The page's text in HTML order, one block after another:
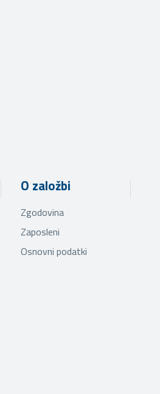
O založbi
Zgodovina
Zaposleni
Osnovni podatki